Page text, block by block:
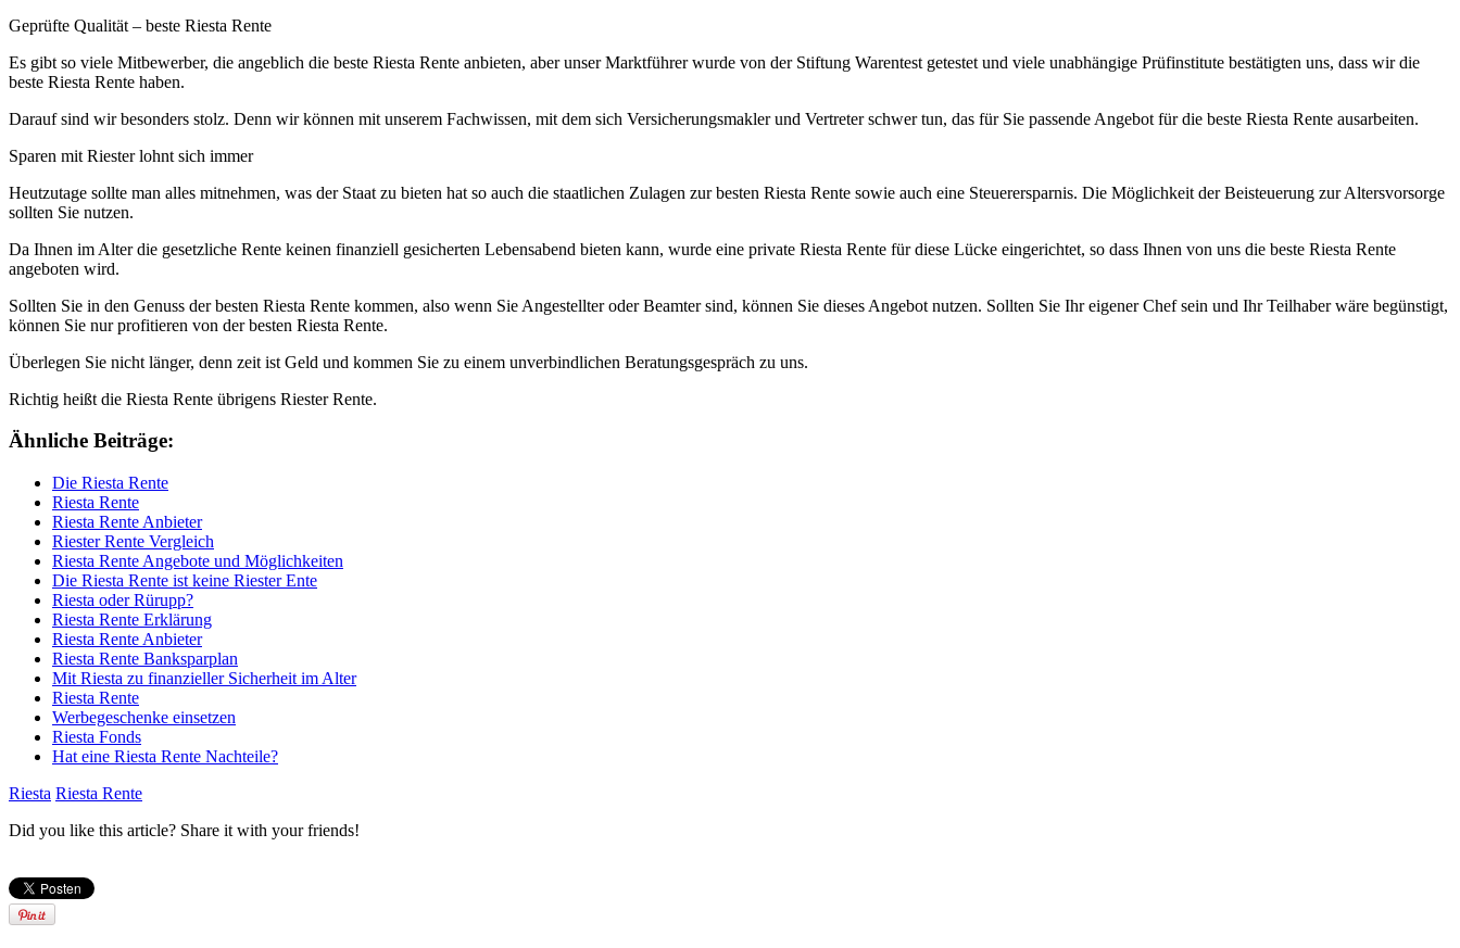
Geprüfte Qualität – beste Riesta Rente
Es gibt so viele Mitbewerber, die angeblich die beste Riesta Rente anbieten, aber unser Marktführer wurde von der Stiftung Warentest getestet und viele unabhängige Prüfinstitute bestätigten uns, dass wir die
beste Riesta Rente haben.
Darauf sind wir besonders stolz. Denn wir können mit unserem Fachwissen, mit dem sich Versicherungsmakler und Vertreter schwer tun, das für Sie passende Angebot für die beste Riesta Rente ausarbeiten.
Sparen mit Riester lohnt sich immer
Heutzutage sollte man alles mitnehmen, was der Staat zu bieten hat so auch die staatlichen Zulagen zur besten Riesta Rente sowie auch eine Steuerersparnis. Die Möglichkeit der Beisteuerung zur Altersvorsorge
sollten Sie nutzen.
Da Ihnen im Alter die gesetzliche Rente keinen finanziell gesicherten Lebensabend bieten kann, wurde eine private Riesta Rente für diese Lücke eingerichtet, so dass Ihnen von uns die beste Riesta Rente
angeboten wird.
Sollten Sie in den Genuss der besten Riesta Rente kommen, also wenn Sie Angestellter oder Beamter sind, können Sie dieses Angebot nutzen. Sollten Sie Ihr eigener Chef sein und Ihr Teilhaber wäre begünstigt,
können Sie nur profitieren von der besten Riesta Rente.
Überlegen Sie nicht länger, denn zeit ist Geld und kommen Sie zu einem unverbindlichen Beratungsgespräch zu uns.
Richtig heißt die Riesta Rente übrigens Riester Rente.
Ähnliche Beiträge:
Die Riesta Rente
Riesta Rente
Riesta Rente Anbieter
Riester Rente Vergleich
Riesta Rente Angebote und Möglichkeiten
Die Riesta Rente ist keine Riester Ente
Riesta oder Rürupp?
Riesta Rente Erklärung
Riesta Rente Anbieter
Riesta Rente Banksparplan
Mit Riesta zu finanzieller Sicherheit im Alter
Riesta Rente
Werbegeschenke einsetzen
Riesta Fonds
Hat eine Riesta Rente Nachteile?
Riesta Riesta Rente
Did you like this article? Share it with your friends!